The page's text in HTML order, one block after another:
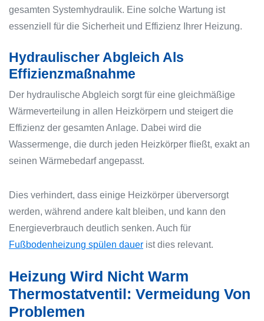
gesamten Systemhydraulik. Eine solche Wartung ist
essenziell für die Sicherheit und Effizienz Ihrer Heizung.
Hydraulischer Abgleich Als
Effizienzmaßnahme
Der hydraulische Abgleich sorgt für eine gleichmäßige
Wärmeverteilung in allen Heizkörpern und steigert die
Effizienz der gesamten Anlage. Dabei wird die
Wassermenge, die durch jeden Heizkörper fließt, exakt an
seinen Wärmebedarf angepasst.
Dies verhindert, dass einige Heizkörper überversorgt
werden, während andere kalt bleiben, und kann den
Energieverbrauch deutlich senken. Auch für
Fußbodenheizung spülen dauer ist dies relevant.
Heizung Wird Nicht Warm
Thermostatventil: Vermeidung Von
Problemen